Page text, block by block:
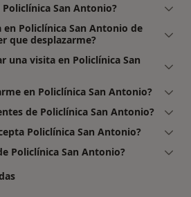
San Antonio?
en Policlínica San Antonio de
que desplazarme?
una visita en Policlínica San
en Policlínica San Antonio?
de Policlínica San Antonio?
Policlínica San Antonio?
Policlínica San Antonio?